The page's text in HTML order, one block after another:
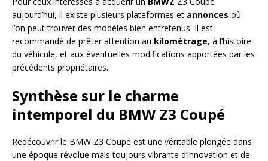
aujourd’hui, il existe plusieurs plateformes et annonces où
l’on peut trouver des modèles bien entretenus. Il est
recommandé de prêter attention au kilométrage, à l’histoire
du véhicule, et aux éventuelles modifications apportées par les
précédents propriétaires.
Synthèse sur le charme
intemporel du BMW Z3 Coupé
Redécouvrir le BMW Z3 Coupé est une véritable plongée dans
une époque révolue mais toujours vibrante d’innovation et de